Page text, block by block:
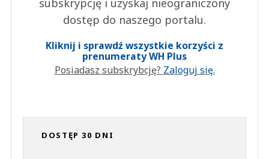
subskrypcję i uzyskaj nieograniczony
dostęp do naszego portalu.
Kliknij i sprawdź wszystkie korzyści z
prenumeraty WH Plus
Posiadasz subskrybcję? Zaloguj się.
DOSTĘP 30 DNI